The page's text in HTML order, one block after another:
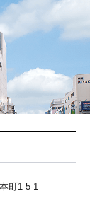
町1-5-1